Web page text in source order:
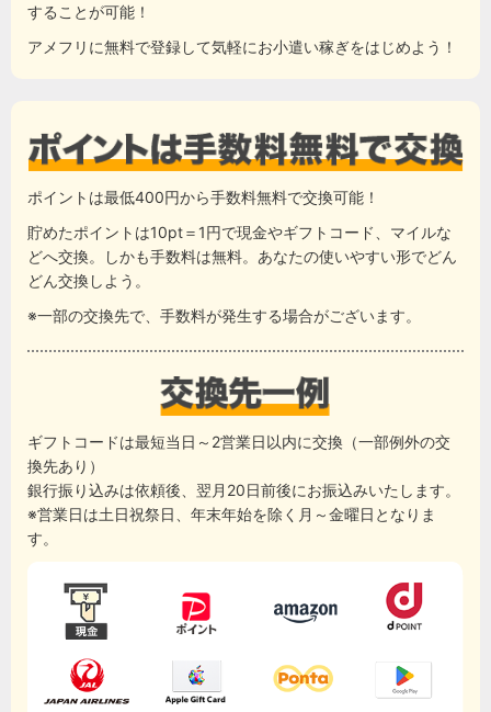
することが可能！
アメフリに無料で登録して気軽にお小遣い稼ぎをはじめよう！
ポイントは最低400円から手数料無料で交換可能！
貯めたポイントは10pt＝1円で現金やギフトコード、マイルな
どへ交換。しかも手数料は無料。あなたの使いやすい形でどん
どん交換しよう。
※一部の交換先で、手数料が発生する場合がございます。
ギフトコードは最短当日～2営業日以内に交換（一部例外の交
換先あり）
銀行振り込みは依頼後、翌月20日前後にお振込みいたします。
※営業日は土日祝祭日、年末年始を除く月～金曜日となりま
す。